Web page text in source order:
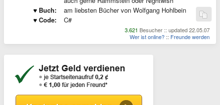
Buch:
am liebsten Bücher von Wolfgang Hohlbein
Code:
C#
3.621 Besucher :: updated 22.05.07
Wer ist online? :: Freunde werden